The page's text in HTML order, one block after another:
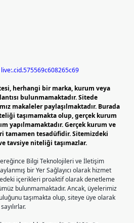
live:.cid.575569c608265c69
herhangi bir marka, kurum veya
bulunmamaktadır. Sitede
makaleler paylaşılmaktadır. Burada
taşımamakta olup, gerçek kurum
yapılmamaktadır. Gerçek kurum ve
tamamen tesadüfidir. Sitemizdeki
tavsiye niteliği taşımazlar.
Bilgi Teknolojileri ve İletişim
bir Yer Sağlayıcı olarak hizmet
içerikleri proaktif olarak denetleme
bulunmamaktadır. Ancak, üyelerimiz
taşımakta olup, siteye üye olarak